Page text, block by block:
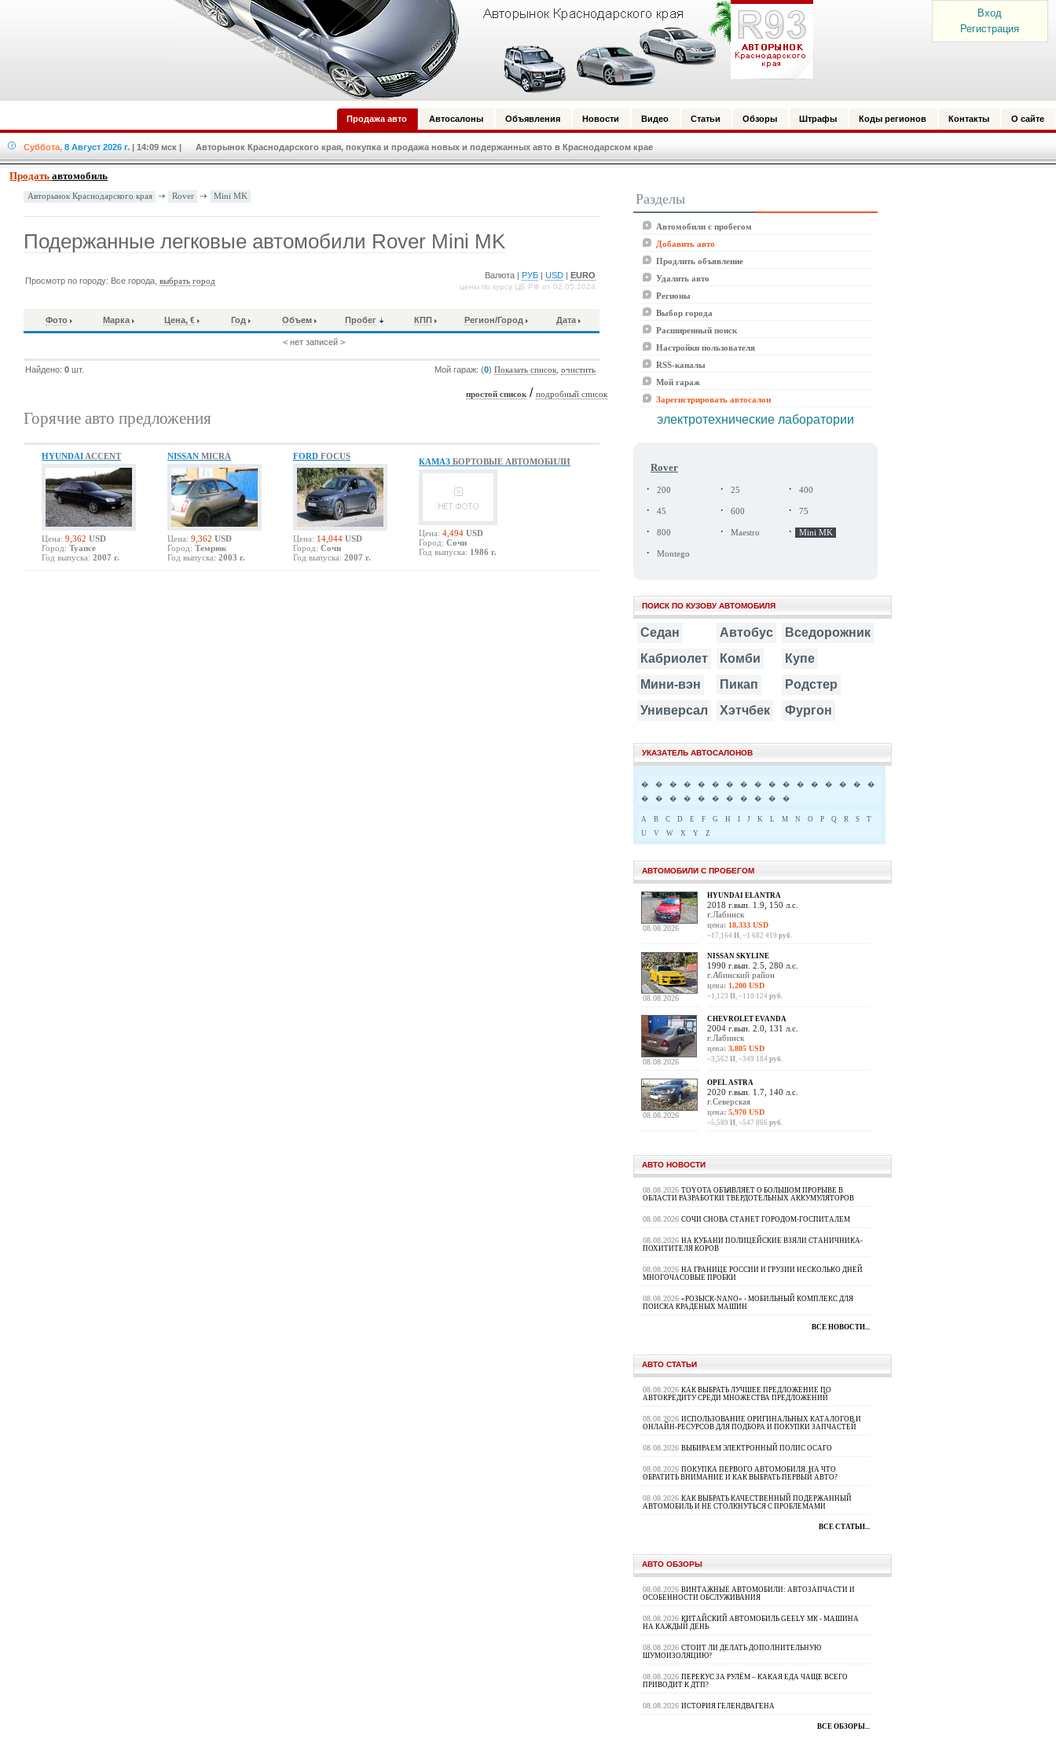
Вход
Регистрация
Продажа авто Автосалоны Объявления Новости Видео Статьи Обзоры Штрафы Коды регионов Контакты О сайте
Суббота, 8 Август 2026 г. | 14:09 мск | Авторынок Краснодарского края, покупка и продажа новых и подержанных авто в Краснодарском крае
Продать автомобиль
Авторынок Краснодарского края Rover Mini MK
Подержанные легковые автомобили Rover Mini MK
Просмотр по городу: Все города,выбрать город
Валюта | РУБ |USD EURO
цены по курсу ЦБ РФ от 02.05.2024
Фото Марка Цена, € Год Объем Пробег КПП Регион/Город Дата
< нет записей >
Найдено:0 шт. Мой гараж: (0)Показать список ,очистить
простой список /подробный список
Горячие авто предложения
HYUNDAI ACCENT
Цена: 9,362 USD
Город: Туапсе
Год выпуска: 2007 г.
NISSAN MICRA
Цена: 9,362 USD
Город: Темрюк
Год выпуска: 2003 г.
FORD FOCUS
Цена: 14,044 USD
Город: Сочи
Год выпуска: 2007 г.
КАМАЗ БОРТОВЫЕ АВТОМОБИЛИ
Цена: 4,494 USD
Город: Сочи
Год выпуска: 1986 г.
Разделы
Автомобили с пробегом
Добавить авто
Продлить объявление
Удалить авто
Регионы
Выбор города
Расширенный поиск
Настройки пользователя
RSS-каналы
Мой гараж
Зарегистрировать автосалон
электротехнические лаборатории
Rover
· 200 · 25 · 400
· 45 · 600 · 75
· 800 · Maestro · Mini MK
· Montego
ПОИСК ПО КУЗОВУ АВТОМОБИЛЯ
Седан Автобус
Вседорожник
Кабриолет
Комби
Купе
Мини-вэн
Пикап
Родстер
Универсал
Хэтчбек Фургон
УКАЗАТЕЛЬ АВТОСАЛОНОВ
� � � � � � � � � � � � � � � �
�
�
� � � � � � � � � �
A B C D E F G H I J K L M N O P Q R S
T
U
V W X Y Z
АВТОМОБИЛИ С ПРОБЕГОМ
08.08.2026
HYUNDAI ELANTRA
2018 г.вып. 1.9, 150 л.с.
г.Лабинск
цена: 18,333 USD
~17,164 И, ~1 682 419 руб.
08.08.2026
NISSAN SKYLINE
1990 г.вып. 2.5, 280 л.с.
г.Абинский район
цена: 1,200 USD
~1,123 И, ~110 124 руб.
08.08.2026
CHEVROLET EVANDA
2004 г.вып. 2.0, 131 л.с.
г.Лабинск
цена: 3,805 USD
~3,562 И, ~349 184 руб.
08.08.2026
OPEL ASTRA
2020 г.вып. 1.7, 140 л.с.
г.Северская
цена: 5,970 USD
~5,589 И, ~547 866 руб.
АВТО НОВОСТИ
08.08.2026 TOYOTA ОБЪЯВЛЯЕТ О БОЛЬШОМ ПРОРЫВЕ В
ОБЛАСТИ РАЗРАБОТКИ ТВЕРДОТЕЛЬНЫХ АККУМУЛЯТОРОВ
08.08.2026 СОЧИ СНОВА СТАНЕТ ГОРОДОМ-ГОСПИТАЛЕМ
08.08.2026 НА КУБАНИ ПОЛИЦЕЙСКИЕ ВЗЯЛИ СТАНИЧНИКА-
ПОХИТИТЕЛЯ КОРОВ
08.08.2026 НА ГРАНИЦЕ РОССИИ И ГРУЗИИ НЕСКОЛЬКО ДНЕЙ
МНОГОЧАСОВЫЕ ПРОБКИ
08.08.2026 «РОЗЫСК-NANO» - МОБИЛЬНЫЙ КОМПЛЕКС ДЛЯ
ПОИСКА КРАДЕНЫХ МАШИН
ВСЕ НОВОСТИ...
АВТО СТАТЬИ
08.08.2026 КАК ВЫБРАТЬ ЛУЧШЕЕ ПРЕДЛОЖЕНИЕ ПО
АВТОКРЕДИТУ СРЕДИ МНОЖЕСТВА ПРЕДЛОЖЕНИЙ
08.08.2026 ИСПОЛЬЗОВАНИЕ ОРИГИНАЛЬНЫХ КАТАЛОГОВ И
ОНЛАЙН-РЕСУРСОВ ДЛЯ ПОДБОРА И ПОКУПКИ ЗАПЧАСТЕЙ
08.08.2026 ВЫБИРАЕМ ЭЛЕКТРОННЫЙ ПОЛИС ОСАГО
08.08.2026 ПОКУПКА ПЕРВОГО АВТОМОБИЛЯ. НА ЧТО
ОБРАТИТЬ ВНИМАНИЕ И КАК ВЫБРАТЬ ПЕРВЫЙ АВТО?
08.08.2026 КАК ВЫБРАТЬ КАЧЕСТВЕННЫЙ ПОДЕРЖАННЫЙ
АВТОМОБИЛЬ И НЕ СТОЛКНУТЬСЯ С ПРОБЛЕМАМИ
ВСЕ СТАТЬИ...
АВТО ОБЗОРЫ
08.08.2026 ВИНТАЖНЫЕ АВТОМОБИЛИ: АВТОЗАПЧАСТИ И
ОСОБЕННОСТИ ОБСЛУЖИВАНИЯ
08.08.2026 КИТАЙСКИЙ АВТОМОБИЛЬ GEELY МК - МАШИНА
НА КАЖДЫЙ ДЕНЬ
08.08.2026 СТОИТ ЛИ ДЕЛАТЬ ДОПОЛНИТЕЛЬНУЮ
ШУМОИЗОЛЯЦИЮ?
08.08.2026 ПЕРЕКУС ЗА РУЛЁМ – КАКАЯ ЕДА ЧАЩЕ ВСЕГО
ПРИВОДИТ К ДТП?
08.08.2026 ИСТОРИЯ ГЕЛЕНДВАГЕНА
ВСЕ ОБЗОРЫ...